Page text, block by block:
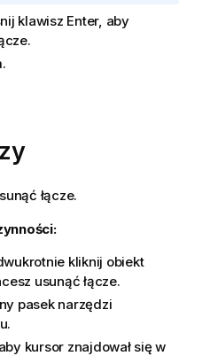
klawisz Enter, aby
łącze.
kliknij obiekt
usunąć łącze.
pasek narzędzi
kursor znajdował się w